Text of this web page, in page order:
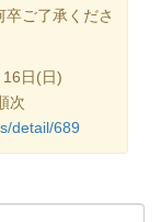
ご了承くださ
日(日)
次
detail/689